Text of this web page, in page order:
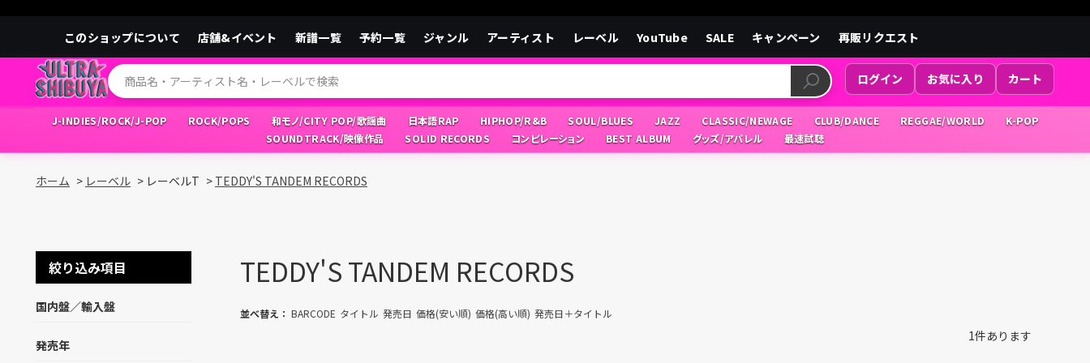
このショップについて 店舗&イベント 新譜一覧 予約一覧 ジャンル アーティスト レーベル YouTube SALE キャンペーン 再販リクエスト
ログイン お気に入り カート
J-INDIES/ROCK/J-POP ROCK/POPS 和モノ/CITY POP/歌謡曲 日本語RAP HIPHOP/R&B SOUL/BLUES JAZZ CLASSIC/NEWAGE CLUB/DANCE REGGAE/WORLD
K-POP
SOUNDTRACK/映像作品
SOLID RECORDS コンピレーション BEST ALBUM グッズ/アパレル 最速試聴
ホーム > レーベル > レーベルT > TEDDY'S TANDEM RECORDS
絞り込み項目
国内盤／輸入盤
発売年
TEDDY'S TANDEM RECORDS
並べ替え： BARCODE タイトル 発売日 価格(安い順) 価格(高い順) 発売日＋タイトル
1件あります